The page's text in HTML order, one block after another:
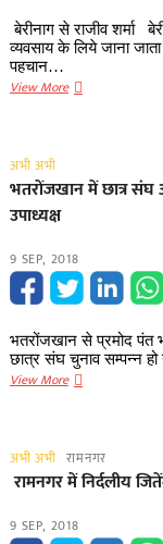
बेरीनाग से राजीव शर्मा
व्यवसाय के लिये जाना
पहचान…
View Moreकोई
की
अभी अभी
भतरोंजखान में छात्र संघ
उपाध्यक्ष
9 SEP, 2018
भतरोंजखान से प्रमोद पंत
छात्र संघ चुनाव सम्पन्न
View Moreभतरोंजखान
अध्यक्ष
पद
गया
अभी अभी रामनगर
रामनगर में निर्दलीय
9 SEP, 2018